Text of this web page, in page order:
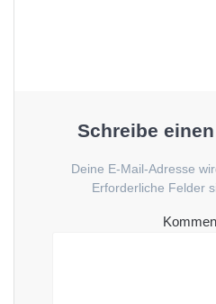
Schreibe
Deine E-Mail-Adresse
Erforderliche Felder